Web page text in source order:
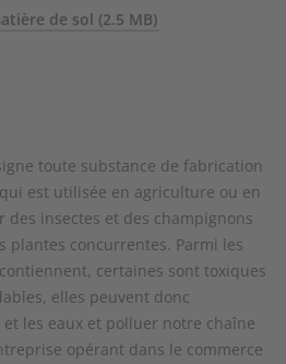
de sol (2.5 MB)
toute substance de fabrication
est utilisée en agriculture ou en
insectes et des champignons
plantes concurrentes. Parmi les
certaines sont toxiques
elles peuvent donc
les eaux et polluer notre chaîne
opérant dans le commerce